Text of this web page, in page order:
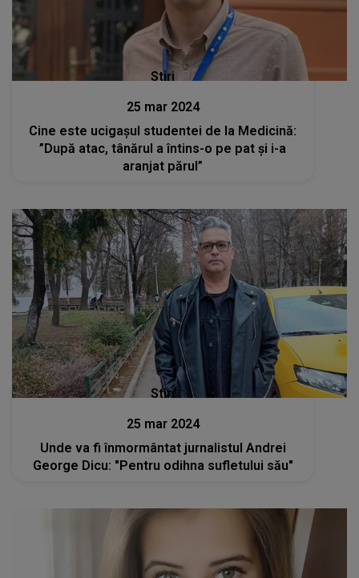
Stiri
25 mar 2024
Cine este ucigașul studentei de la Medicină:
”După atac, tânărul a întins-o pe pat şi i-a
aranjat părul”
Stiri
25 mar 2024
Unde va fi înmormântat jurnalistul Andrei
George Dicu: "Pentru odihna sufletului său"